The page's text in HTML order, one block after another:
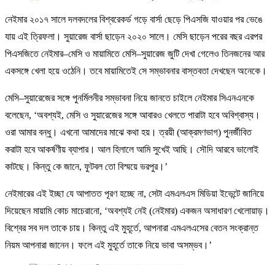
নেইমার ২০১৭ সালে দলবদলের বিশ্বরেকর্ড গড়ে বার্সা ছেড়ে পিএসজি যাওয়ার পর ভেঙে
যায় এই ত্রিফলা। সুয়ারেজ বার্সা ছাড়েন ২০২০ সালে। মেসি ছাড়েন পরের বছর এরপর
পিএসজিতে নেইমার–মেসি ও মায়ামিতে মেসি–সুয়ারেজ জুটি দেখা গেলেও তিনজনের আর
একসঙ্গে খেলা হয়ে ওঠেনি। তবে মায়ামিতেই সে সম্ভাবনার বাস্তবতা দেখছেন অনেকে।
মেসি–সুয়ারেজের সঙ্গে পুনর্মিলনীর সম্ভাবনা নিয়ে জানতে চাইলে নেইমার সিএনএনকে
বলেছেন, ‘অবশ্যই, মেসি ও সুয়ারেজের সঙ্গে আবারও খেলতে পারাটা হবে অবিশ্বাস্য।
ওরা আমার বন্ধু। এখনো আমাদের মাঝে কথা হয়। ত্রয়ী (আক্রমণভাগ) পুনর্জীবিত
করাটা হবে আকর্ষণীয় ব্যাপার। আল হিলালে আমি সুখেই আছি। সৌদি আরবে ভালোই
কাটছে। কিন্তু কে জানে, ফুটবল তো বিস্ময়ে ভরপুর।’
নেইমারের এই ইচ্ছা যে আপাতত পূরণ হচ্ছে না, সেটা এমএলএস মিডিয়া ইভেন্টে জানিয়ে
দিয়েছেন মায়ামি কোচ মাচেরানো, ‘অবশ্যই নেই (নেইমার) একজন অসাধারণ খেলোয়াড়।
বিশ্বের সব দল তাকে চায়। কিন্তু এই মুহূর্তে, আপনারা এমএলএসের বেতন সংক্রান্ত
নিয়ম আপনারা জানেন। ফলে এই মুহূর্তে তাকে নিয়ে ভাবা অসম্ভব।’